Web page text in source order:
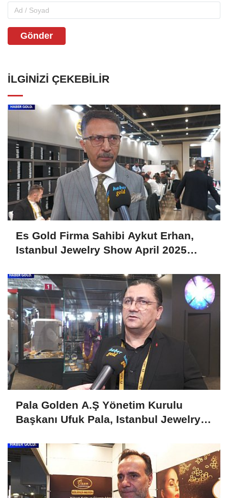
Gönder
İLGINIZI ÇEKEBILIR
Es Gold Firma Sahibi Aykut Erhan,
Istanbul Jewelry Show April 2025
Pala Golden A.Ş Yönetim Kurulu
Başkanı Ufuk Pala, Istanbul Jewelry